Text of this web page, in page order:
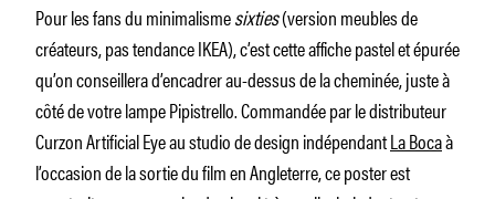
Pour les fans du minimalismesixties(version meubles de
créateurs, pas tendance IKEA), c’est cette affiche pastel et épurée
qu’on conseillera d’encadrer au-dessus de la cheminée, juste à
côté de votre lampe Pipistrello. Commandée par le distributeur
Curzon Artificial Eye au studio de design indépendantLa Bocaà
l’occasion de la sortie du film en Angleterre, ce poster est